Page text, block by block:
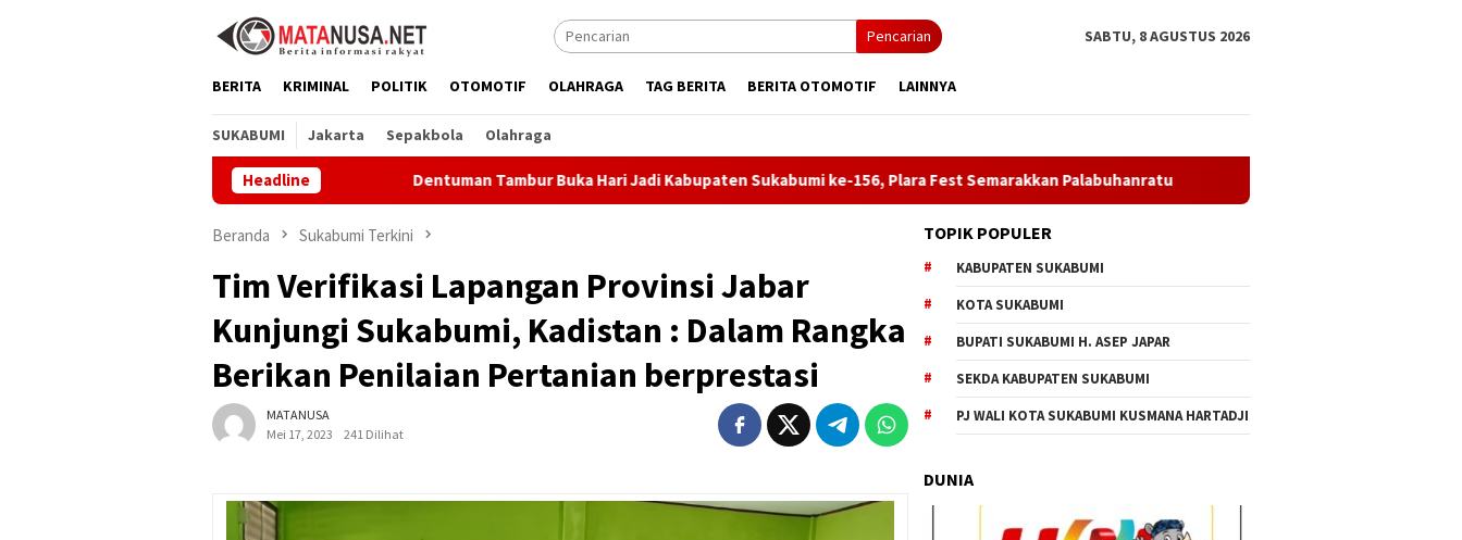
Pencarian SABTU, 8 AGUSTUS 2026
BERITA KRIMINAL POLITIK OTOMOTIF OLAHRAGA TAG BERITA BERITA OTOMOTIF LAINNYA
SUKABUMI Jakarta Sepakbola Olahraga
Headline
Dentuman Tambur Buka Hari Jadi Kabupaten Sukabumi ke-156, Plara Fest Semarakkan Palabuhanratu Dpmd Sukabumi Genjot Pemberdayaan Desa, dan
Beranda Sukabumi Terkini
Tim Verifikasi Lapangan Provinsi Jabar
Kunjungi Sukabumi, Kadistan : Dalam Rangka
Berikan Penilaian Pertanian berprestasi
MATANUSA
Mei 17, 2023
241 Dilihat
TOPIK POPULER
KABUPATEN SUKABUMI
KOTA SUKABUMI
BUPATI SUKABUMI H. ASEP JAPAR
SEKDA KABUPATEN SUKABUMI
PJ WALI KOTA SUKABUMI KUSMANA HARTADJI
DUNIA